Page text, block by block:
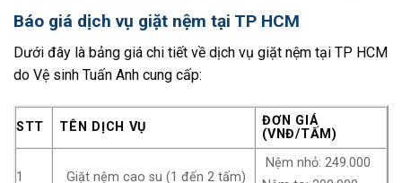
Báo giá dịch vụ giặt nệm tại TP HCM
Dưới đây là bảng giá chi tiết về dịch vụ giặt nệm tại TP HCM
do Vệ sinh Tuấn Anh cung cấp:
STT TÊN DỊCH VỤ
ĐƠN GIÁ
(VNĐ/TẤM)
1 Giặt nệm cao su (1 đến 2 tấm)
Nệm nhỏ: 249.000